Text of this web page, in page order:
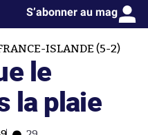
S’abonner au mag
ISLANDE (5-2)
le
la plaie